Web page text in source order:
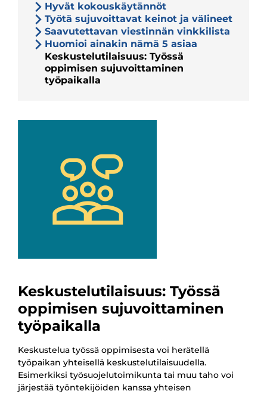
Hyvät kokouskäytännöt
Työtä sujuvoittavat keinot ja välineet
Saavutettavan viestinnän vinkkilista
Huomioi ainakin nämä 5 asiaa
Keskustelutilaisuus: Työssä
oppimisen sujuvoittaminen
työpaikalla
oppimisen
sujuvoittaminen
työpaikalla
Keskustelutilaisuus: Työssä
oppimisen sujuvoittaminen
työpaikalla
Keskustelua työssä oppimisesta voi herätellä
työpaikan yhteisellä keskustelutilaisuudella.
Esimerkiksi työsuojelutoimikunta tai muu taho voi
järjestää työntekijöiden kanssa yhteisen